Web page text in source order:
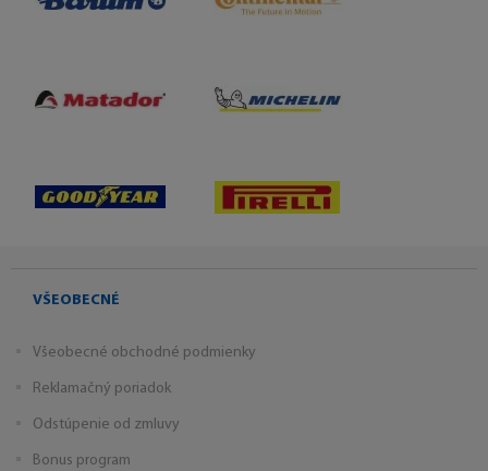
VŠEOBECNÉ
Všeobecné obchodné podmienky
Reklamačný poriadok
Odstúpenie od zmluvy
Bonus program